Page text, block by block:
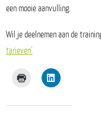
een mooie aanvulling.
Wil je deelnemen aan de
tarieven’